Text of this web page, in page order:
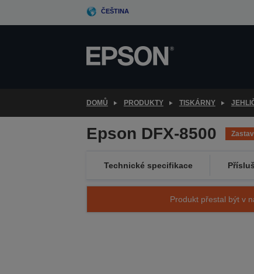
ČEŠTINA
DOMŮ PRODUKTY TISKÁRNY
Epson DFX-8500
Technické specifikace
Produkt přestal být v